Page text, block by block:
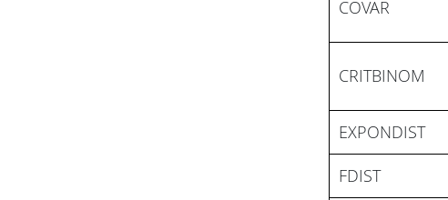
COVAR
CRITBINOM
EXPONDIST
FDIST